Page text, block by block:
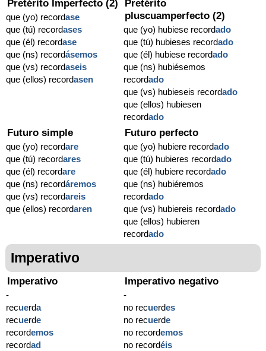
Pretérito Imperfecto (2)
que (yo) recordase
que (tú) recordases
que (él) recordase
que (ns) recordásemos
que (vs) recordaseis
que (ellos) recordasen
Pretérito
pluscuamperfecto (2)
que (yo) hubiese recordado
que (tú) hubieses recordado
que (él) hubiese recordado
que (ns) hubiésemos
recordado
que (vs) hubieseis recordado
que (ellos) hubiesen
recordado
Futuro simple
que (yo) recordare
que (tú) recordares
que (él) recordare
que (ns) recordáremos
que (vs) recordareis
que (ellos) recordaren
Futuro perfecto
que (yo) hubiere recordado
que (tú) hubieres recordado
que (él) hubiere recordado
que (ns) hubiéremos
recordado
que (vs) hubiereis recordado
que (ellos) hubieren
recordado
Imperativo
Imperativo
-
recuerda
recuerde
recordemos
recordad
Imperativo negativo
-
no recuerdes
no recuerde
no recordemos
no recordéis